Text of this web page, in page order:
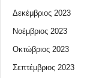
Δεκέμβριος 2023
Νοέμβριος 2023
Οκτώβριος 2023
Σεπτέμβριος 2023